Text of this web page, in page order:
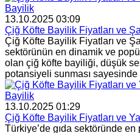
Bayilik
13.10.2025 03:09
Çiğ Köfte Bayilik Fiyatları ve
Çiğ Köfte Bayilik Fiyatları ve
sektörünün en dinamik ve
olan çiğ köfte bayiliği, düşük
potansiyeli sunması
Bayilik
13.10.2025 01:29
Çiğ Köfte Bayilik Fiyatları ve
Türkiye’de gıda sektöründe